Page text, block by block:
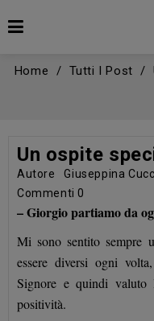
Home Tutti I Post
Un ospite
Autore Giuseppina
Commenti0
– Giorgio partiamo da
Mi sono sentito sempre
essere diversi ogni
Signore e quindi
positività.